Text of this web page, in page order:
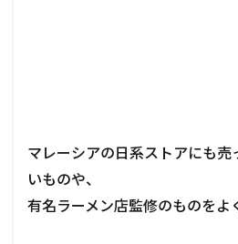
マレーシアの日系ストアにも売
いものや、
有名ラーメン店監修のものをよ